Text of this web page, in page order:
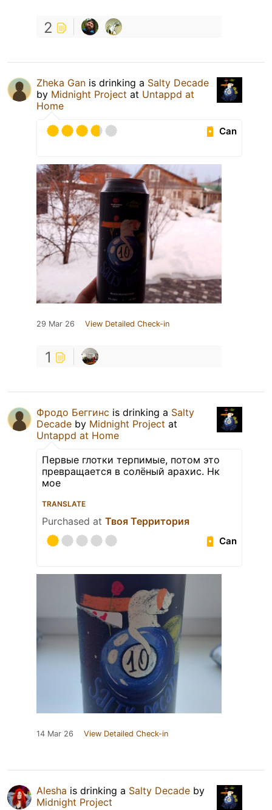
2
Zheka Gan is drinking a Salty Decade
by Midnight Project at Untappd at
Home
Can
29 Mar 26 View Detailed Check-in
1
Фродо Беггинс is drinking a Salty
Decade by Midnight Project at
Untappd at Home
Первые глотки терпимые, потом это
превращается в солёный арахис. Нк
мое
TRANSLATE
Purchased at Твоя Территория
Can
14 Mar 26 View Detailed Check-in
Alesha is drinking a Salty Decade by
Midnight Project